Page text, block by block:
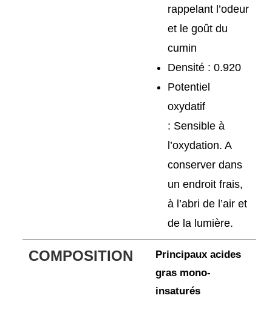
rappelant l’odeur
et le goût du
cumin
Densité : 0.920
Potentiel
oxydatif
: Sensible à
l’oxydation. A
conserver dans
un endroit frais,
à l’abri de l’air et
de la lumière.
COMPOSITION
Principaux acides
gras mono-
insaturés